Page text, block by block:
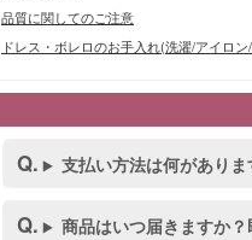
品質に関してのご注意
ドレス・ボレロのお手入れ(洗濯/アイロ
支払い方法は何があり
商品はいつ届きますか